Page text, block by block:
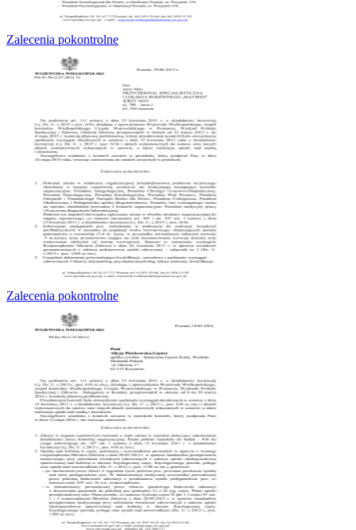
Zalecenia pokontrolne
Zalecenia pokontrolne